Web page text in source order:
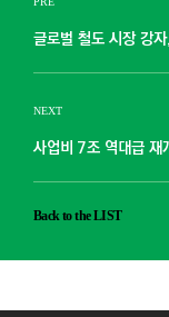
글로벌 철도 시장 강
NEXT
사업비 7조 역대급 재
Back to the LIST